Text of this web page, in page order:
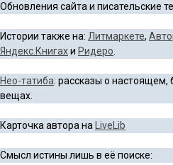
Обновления сайта и писательские
Истории также на: Литмаркете,
Яндекс.Книгахи Ридеро
Нео-татиба: рассказы о настоящем,
вещах.
Карточка автора на LiveLib
Смысл истины лишь в её поиске: